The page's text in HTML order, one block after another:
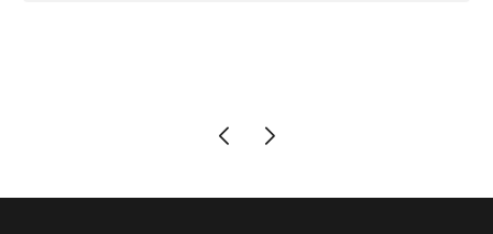
то качество выше всяких похвал. Выглядит